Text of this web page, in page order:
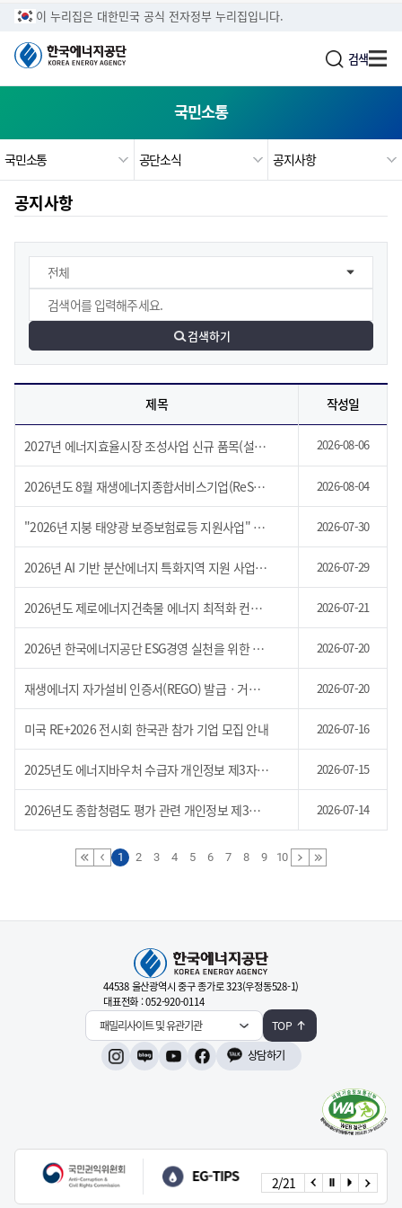
주메뉴로 가기
본문으로 가기
하단으로 가기
이 누리집은 대한민국 공식 전자정부 누리집입니다.
검색
국민소통
국민소통 공단소식 공지사항
공지사항
검색하기
제목 작성일
2027년 에너지효율시장 조성사업 신규 품목(설비·시스템) 수요조사 공고 2026-08-06
2026년도 8월 재생에너지종합서비스기업(ReSCO) 모집 공고 및 7월 검토 결과 안내 2026-08-04
"2026년 지붕 태양광 보증보험료등 지원사업" 협약기관 모집 공고 2026-07-30
2026년 AI 기반 분산에너지 특화지역 지원 사업(2차) 수정 공고 2026-07-29
2026년도 제로에너지건축물 에너지 최적화 컨설팅 지원사업 공고 2026-07-21
2026년 한국에너지공단 ESG경영 실천을 위한 이해관계자 설문조사 2026-07-20
재생에너지 자가설비 인증서(REGO) 발급ㆍ거래 시범사업 재공고 안내(공고 연장) 2026-07-20
미국 RE+2026 전시회 한국관 참가 기업 모집 안내 2026-07-16
2025년도 에너지바우처 수급자 개인정보 제3자 제공사항 알림 2026-07-15
2026년도 종합청렴도 평가 관련 개인정보 제3자 제공사항 알림 2026-07-14
1 2 3 4 5 6 7 8 9 10
44538 울산광역시 중구 종가로 323(우정동528-1)
대표전화 : 052-920-0114
패밀리사이트 및 유관기관 TOP
상담하기
2/21